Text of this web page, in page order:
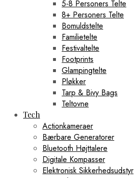
5-8 Personers Telte
8+ Personers Telte
Bomuldstelte
Familietelte
Festivaltelte
Footprints
Glampingtelte
Pløkker
Tarp & Bivy Bags
Teltovne
Tech
Actionkameraer
Bærbare Generatorer
Bluetooth Højttalere
Digitale Kompasser
Elektronisk Sikkerhedsudstyr